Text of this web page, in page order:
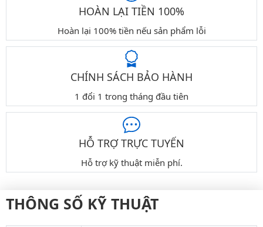
HOÀN LẠI TIỀN 100%
Hoàn lại 100% tiền nếu sản phẩm lỗi
CHÍNH SÁCH BẢO HÀNH
1 đổi 1 trong tháng đầu tiên
HỖ TRỢ TRỰC TUYẾN
Hỗ trợ kỹ thuật miễn phí.
THÔNG SỐ KỸ THUẬT